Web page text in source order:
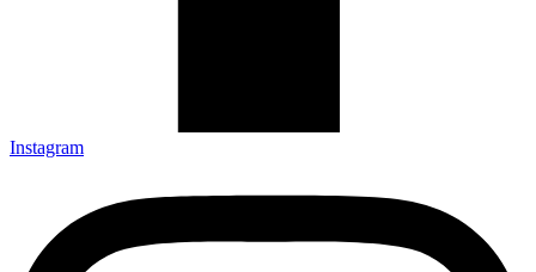
Instagram